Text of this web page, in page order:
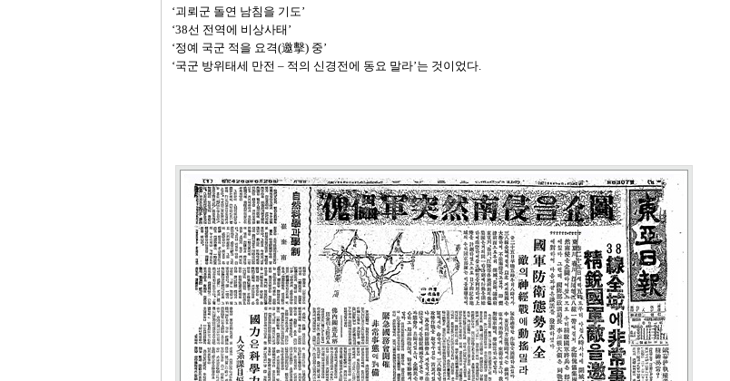
‘괴뢰군 돌연 남침을 기도’
‘38선 전역에 비상사태’
‘정예 국군 적을 요격(邀擊) 중’
‘국군 방위태세 만전 – 적의 신경전에 동요 말라’는 것이었다.